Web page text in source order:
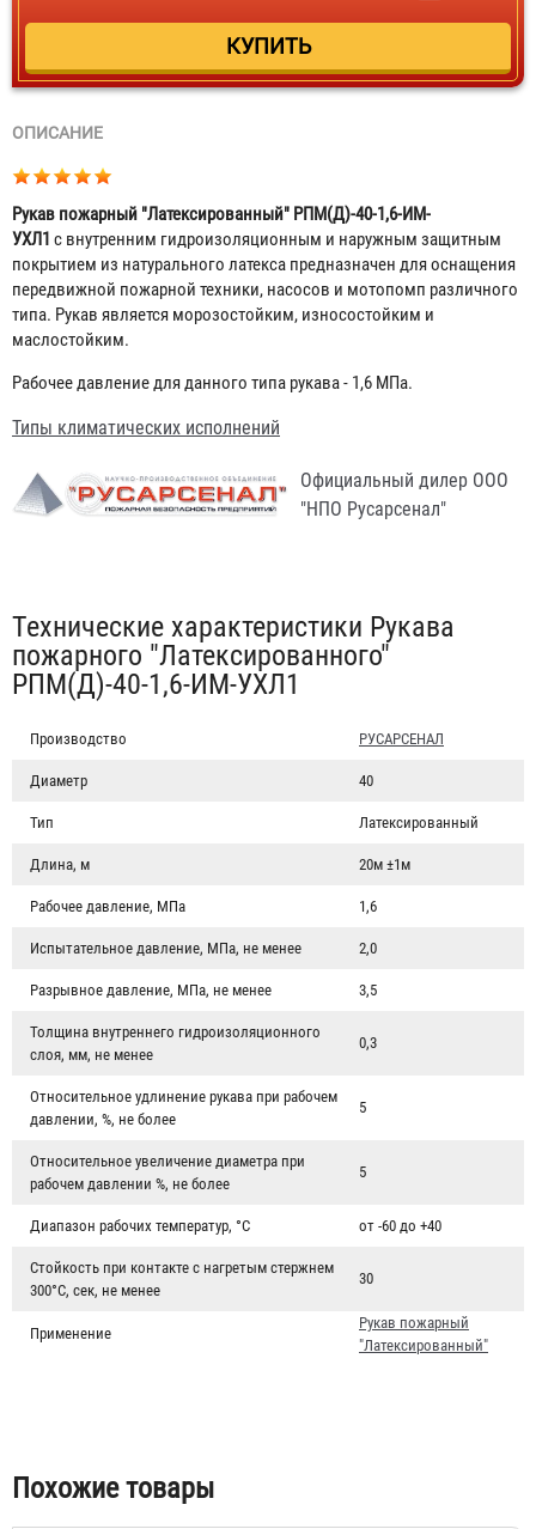
ОПИСАНИЕ
Рукав пожарный "Латексированный" РПМ(Д)-40-1,6-ИМ-
УХЛ1 с внутренним гидроизоляционным и наружным защитным
покрытием из натурального латекса предназначен для оснащения
передвижной пожарной техники, насосов и мотопомп различного
типа. Рукав является морозостойким, износостойким и
маслостойким.
Рабочее давление для данного типа рукава - 1,6 МПа.
Типы климатических исполнений
Официальный дилер ООО
"НПО Русарсенал"
Табы
Технические характеристики Рукава
пожарного "Латексированного"
РПМ(Д)-40-1,6-ИМ-УХЛ1
Производство РУСАРСЕНАЛ
Диаметр 40
Тип Латексированный
Длина, м 20м ±1м
Рабочее давление, МПа 1,6
Испытательное давление, МПа, не менее 2,0
Разрывное давление, МПа, не менее 3,5
Толщина внутреннего гидроизоляционного
слоя, мм, не менее
0,3
Относительное удлинение рукава при рабочем
давлении, %, не более
5
Относительное увеличение диаметра при
рабочем давлении %, не более
5
Диапазон рабочих температур, °C от -60 до +40
Стойкость при контакте с нагретым стержнем
300°С, сек, не менее
30
Применение
Рукав пожарный
"Латексированный"
Похожие товары
Рукав пожарный "Латексированный" РПМ(Д)-50-1,6-ИМ-